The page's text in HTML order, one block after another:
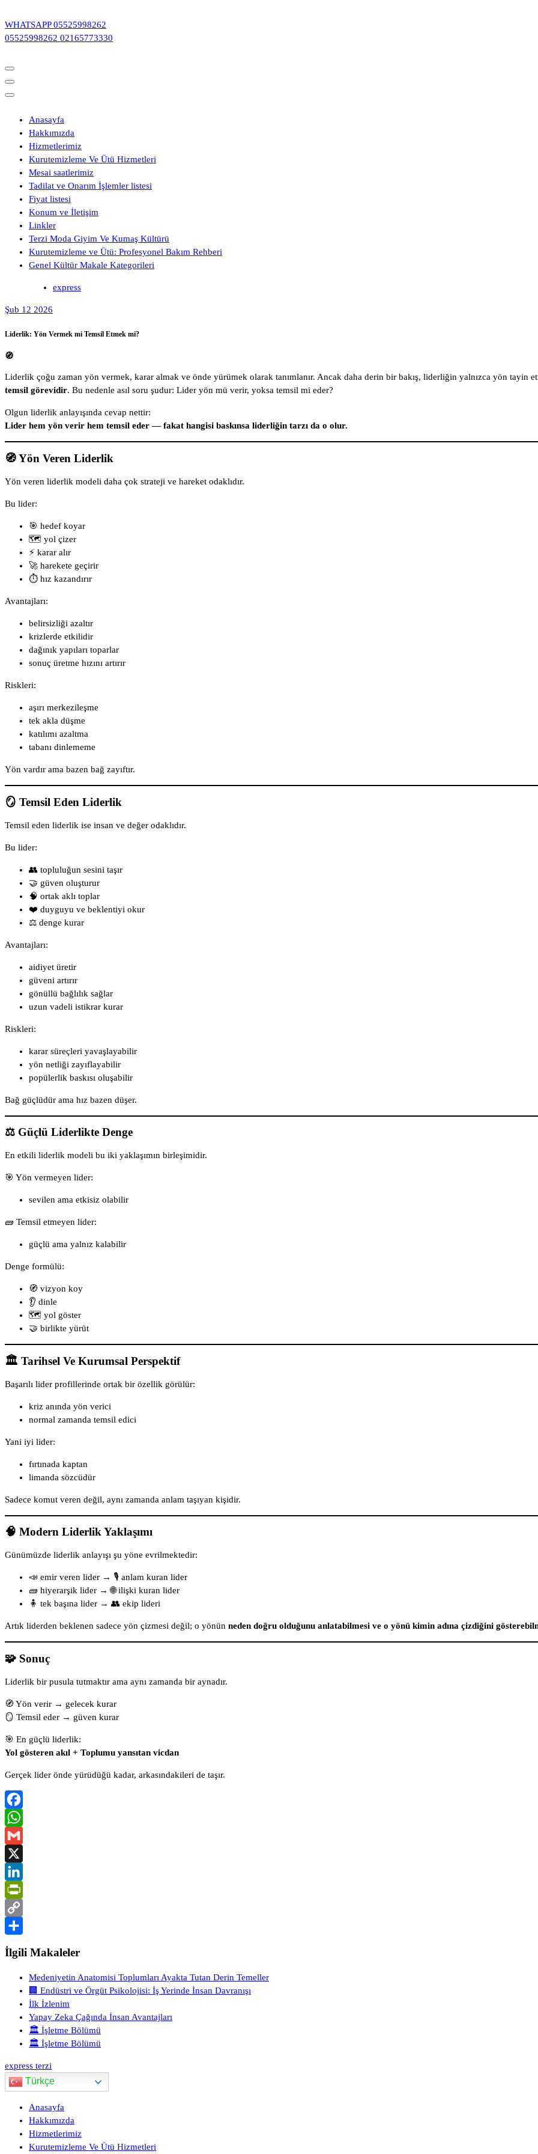
geç
WHATSAPP 05525998262
05525998262 02165773330
Anasayfa
Hakkımızda
Hizmetlerimiz
Kurutemizleme Ve Ütü Hizmetleri
Mesai saatlerimiz
Tadilat ve Onarım İşlemler listesi
Fiyat listesi
Konum ve İletişim
Linkler
Terzi Moda Giyim Ve Kumaş Kültürü
Kurutemizleme ve Ütü: Profesyonel Bakım Rehberi
Genel Kültür Makale Kategorileri
express
Şub 12 2026
Liderlik: Yön Vermek mi Temsil Etmek mi?
🧭
Liderlik çoğu zaman yön vermek, karar almak ve önde yürümek olarak tanımlanır. Ancak daha derin bir bakış, liderliğin yalnızca yön tayin
temsil görevidir. Bu nedenle asıl soru şudur: Lider yön mü verir, yoksa temsil mi eder?
Olgun liderlik anlayışında cevap nettir:
Lider hem yön verir hem temsil eder — fakat hangisi baskınsa liderliğin tarzı da o olur.
🧭 Yön Veren Liderlik
Yön veren liderlik modeli daha çok strateji ve hareket odaklıdır.
Bu lider:
🎯 hedef koyar
🗺️ yol çizer
⚡ karar alır
🚀 harekete geçirir
⏱️ hız kazandırır
Avantajları:
belirsizliği azaltır
krizlerde etkilidir
dağınık yapıları toparlar
sonuç üretme hızını artırır
Riskleri:
aşırı merkezileşme
tek akla düşme
katılımı azaltma
tabanı dinlememe
Yön vardır ama bazen bağ zayıftır.
🪞 Temsil Eden Liderlik
Temsil eden liderlik ise insan ve değer odaklıdır.
Bu lider:
👥 topluluğun sesini taşır
🤝 güven oluşturur
🧠 ortak aklı toplar
❤️ duyguyu ve beklentiyi okur
⚖️ denge kurar
Avantajları:
aidiyet üretir
güveni artırır
gönüllü bağlılık sağlar
uzun vadeli istikrar kurar
Riskleri:
karar süreçleri yavaşlayabilir
yön netliği zayıflayabilir
popülerlik baskısı oluşabilir
Bağ güçlüdür ama hız bazen düşer.
⚖️ Güçlü Liderlikte Denge
En etkili liderlik modeli bu iki yaklaşımın birleşimidir.
🎯 Yön vermeyen lider:
sevilen ama etkisiz olabilir
🧱 Temsil etmeyen lider:
güçlü ama yalnız kalabilir
Denge formülü:
🧭 vizyon koy
👂 dinle
🗺️ yol göster
🤝 birlikte yürüt
🏛️ Tarihsel Ve Kurumsal Perspektif
Başarılı lider profillerinde ortak bir özellik görülür:
kriz anında yön verici
normal zamanda temsil edici
Yani iyi lider:
fırtınada kaptan
limanda sözcüdür
Sadece komut veren değil, aynı zamanda anlam taşıyan kişidir.
🧠 Modern Liderlik Yaklaşımı
Günümüzde liderlik anlayışı şu yöne evrilmektedir:
📣 emir veren lider → 🎙️ anlam kuran lider
🧱 hiyerarşik lider → 🌐 ilişki kuran lider
🧍 tek başına lider → 👥 ekip lideri
Artık liderden beklenen sadece yön çizmesi değil; o yönün neden doğru olduğunu anlatabilmesi ve o yönü kimin adına çizdiğini
🧩 Sonuç
Liderlik bir pusula tutmaktır ama aynı zamanda bir aynadır.
🧭 Yön verir → gelecek kurar
🪞 Temsil eder → güven kurar
🎯 En güçlü liderlik:
Yol gösteren akıl + Toplumu yansıtan vicdan
Gerçek lider önde yürüdüğü kadar, arkasındakileri de taşır.
Facebook
WhatsApp
Gmail
X
LinkedIn
PrintFriendly
Copy
İlgili Makaleler
Medeniyetin Anatomisi Toplumları Ayakta Tutan Derin Temeller
🏢 Endüstri ve Örgüt Psikolojisi: İş Yerinde İnsan Davranışı
İlk İzlenim
Yapay Zeka Çağında İnsan Avantajları
🏛 İşletme Bölümü
🏛 İşletme Bölümü
express terzi
Türkçe
Anasayfa
Hakkımızda
Hizmetlerimiz
Kurutemizleme Ve Ütü Hizmetleri